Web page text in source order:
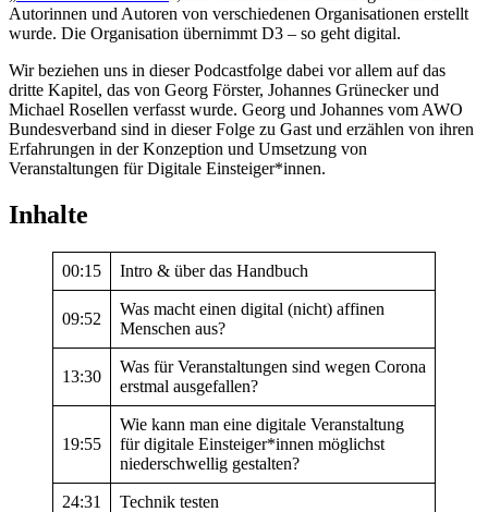
Autorinnen und Autoren von verschiedenen Organisationen erstellt
wurde. Die Organisation übernimmt D3 – so geht digital.
Wir beziehen uns in dieser Podcastfolge dabei vor allem auf das
dritte Kapitel, das von Georg Förster, Johannes Grünecker und
Michael Rosellen verfasst wurde. Georg und Johannes vom AWO
Bundesverband sind in dieser Folge zu Gast und erzählen von ihren
Erfahrungen in der Konzeption und Umsetzung von
Veranstaltungen für Digitale Einsteiger*innen.
Inhalte
00:15 Intro & über das Handbuch
09:52
Was macht einen digital (nicht) affinen
Menschen aus?
13:30
Was für Veranstaltungen sind wegen Corona
erstmal ausgefallen?
19:55
Wie kann man eine digitale Veranstaltung
für digitale Einsteiger*innen möglichst
niederschwellig gestalten?
24:31 Technik testen